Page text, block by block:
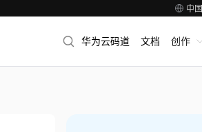
中
华为云码道 文档 创作